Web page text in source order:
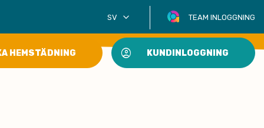
SV keyboard_arrow_down TEAM INLOGGNING
HEMSTÄDNING account_circle KUNDINLOGGNING